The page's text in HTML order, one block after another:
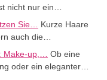
nicht nur ein…
Sie…
Kurze Haare
auch die…
Make-up,…
Ob eine
oder ein eleganter…